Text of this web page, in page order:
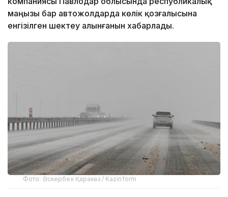
маңызы бар автожолдарда көлік қозғалысына
енгізілген шектеу алынғанын хабарлады.
Фото: Әскербек Қаракөз / Kazinform